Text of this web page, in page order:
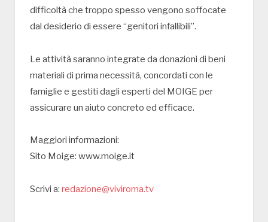
difficoltà che troppo spesso vengono soffocate
dal desiderio di essere “genitori infallibili”.
Le attività saranno integrate da donazioni di beni
materiali di prima necessità, concordati con le
famiglie e gestiti dagli esperti del MOIGE per
assicurare un aiuto concreto ed efficace.
Maggiori informazioni:
Sito Moige: www.moige.it
Scrivi a: redazione@viviroma.tv